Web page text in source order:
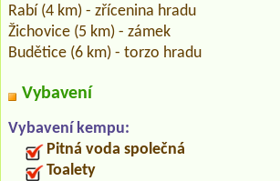
Rabí (4 km) - zřícenina hradu
Žichovice (5 km) - zámek
Budětice (6 km) - torzo hradu
Vybavení
Vybavení kempu:
Pitná voda společná
Toalety